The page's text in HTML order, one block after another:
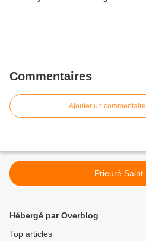
Commentaires
Ajouter un commentaire
Hébergé par Overblog
Top articles